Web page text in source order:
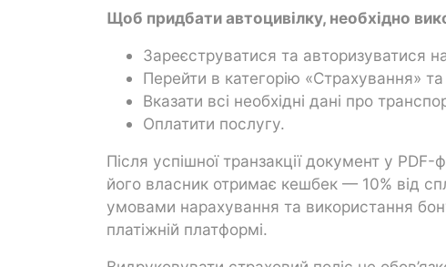
Щоб придбати автоцивілку, необхідно
Зареєструватися та авторизуватися
Перейти в категорію «Страхування»
Вказати всі необхідні дані про
Оплатити послугу.
Після успішної транзакції документ у
його власник отримає кешбек — 10% від
умовами нарахування та використання
платіжній платформі.